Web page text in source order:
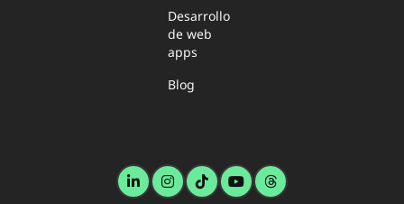
Desarrollo
de web
apps
Blog